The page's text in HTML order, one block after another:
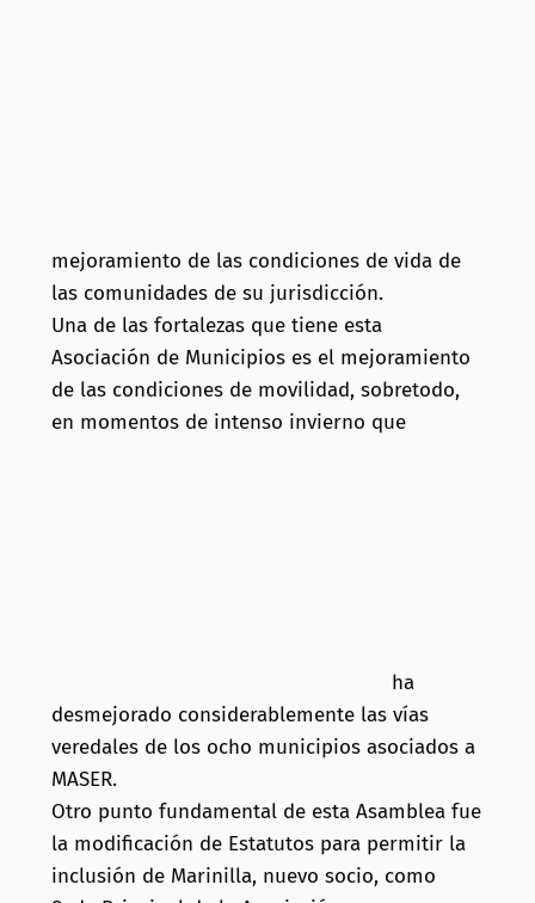
mejoramiento de las condiciones de vida de
las comunidades de su jurisdicción.
Una de las fortalezas que tiene esta
Asociación de Municipios es el mejoramiento
de las condiciones de movilidad, sobretodo,
en momentos de intenso invierno que
ha
desmejorado considerablemente las vías
veredales de los ocho municipios asociados a
MASER.
Otro punto fundamental de esta Asamblea fue
la modificación de Estatutos para permitir la
inclusión de Marinilla, nuevo socio, como